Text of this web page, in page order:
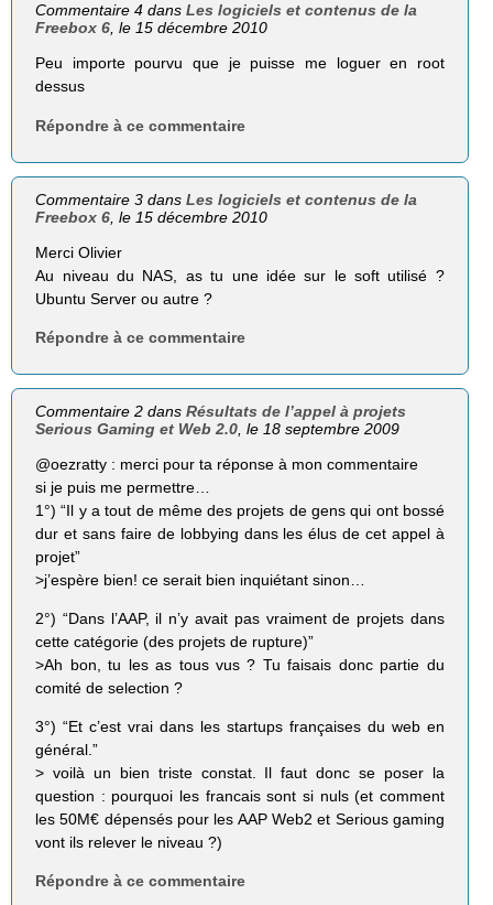
Commentaire 4 dansLes logiciels et contenus de la
Freebox 6, le 15 décembre 2010
Peu importe pourvu que je puisse me loguer en root
dessus
Répondre à ce commentaire
Commentaire 3 dansLes logiciels et contenus de la
Freebox 6 , le 15 décembre 2010
Merci Olivier
Au niveau du NAS, as tu une idée sur le soft utilisé ?
Ubuntu Server ou autre ?
Répondre à ce commentaire
Commentaire 2 dansRésultats de l’appel à projets
Serious Gaming et Web 2.0 , le 18 septembre 2009
@oezratty : merci pour ta réponse à mon commentaire
si je puis me permettre…
1°) “Il y a tout de même des projets de gens qui ont bossé
dur et sans faire de lobbying dans les élus de cet appel à
projet”
>j’espère bien! ce serait bien inquiétant sinon…
2°) “Dans l’AAP, il n’y avait pas vraiment de projets dans
cette catégorie (des projets de rupture)”
>Ah bon, tu les as tous vus ? Tu faisais donc partie du
comité de selection ?
3°) “Et c’est vrai dans les startups françaises du web en
général.”
> voilà un bien triste constat. Il faut donc se poser la
question : pourquoi les francais sont si nuls (et comment
les 50M€ dépensés pour les AAP Web2 et Serious gaming
vont ils relever le niveau ?)
Répondre à ce commentaire